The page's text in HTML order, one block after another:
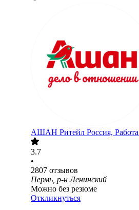
АШАН Ритейл Россия, Работа
3.7
•
2807 отзывов
Пермь, р-н Ленинский
Можно без резюме
Откликнуться